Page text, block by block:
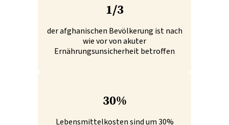
1/3
der afghanischen Bevölkerung ist nach
wie vor von akuter
Ernährungsunsicherheit betroffen
30%
Lebensmittelkosten sind um 30%